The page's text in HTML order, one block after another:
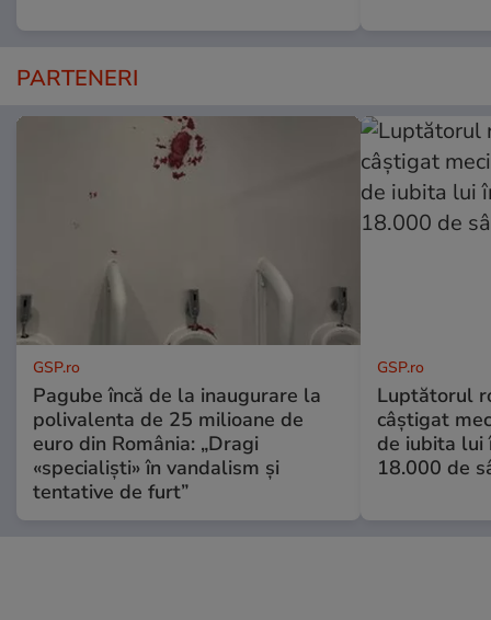
PARTENERI
GSP.ro
Pagube încă de la inaugurare la
polivalenta de 25 milioane de
euro din România: „Dragi
«specialiști» în vandalism și
tentative de furt”
GSP.ro
Luptătorul
câștigat
de iubita lui
18.000 de